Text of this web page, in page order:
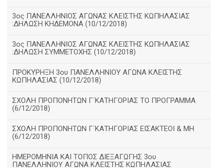
3ος ΠΑΝΕΛΛΗΝΙΟΣ ΑΓΩΝΑΣ ΚΛΕΙΣΤΗΣ ΚΩΠΗΛΑΣΙΑΣ
:ΔΗΛΩΣΗ ΚΗΔΕΜΟΝΑ (10/12/2018)
3ος ΠΑΝΕΛΛΗΝΙΟΣ ΑΓΩΝΑΣ ΚΛΕΙΣΤΗΣ ΚΩΠΗΛΑΣΙΑΣ
:ΔΗΛΩΣΗ ΣΥΜΜΕΤΟΧΗΣ (10/12/2018)
ΠΡΟΚΥΡΗΞΗ 3ου ΠΑΝΕΛΛΗΝΙΟΥ ΑΓΩΝΑ ΚΛΕΙΣΤΗΣ
ΚΩΠΗΛΑΣΙΑΣ (10/12/2018)
ΣΧΟΛΗ ΠΡΟΠΟΝΗΤΩΝ Γ΄ΚΑΤΗΓΟΡΙΑΣ ΤΟ ΠΡΟΓΡΑΜΜΑ
(6/12/2018)
ΣΧΟΛΗ ΠΡΟΠΟΝΗΤΩΝ Γ΄ΚΑΤΗΓΟΡΙΑΣ ΕΙΣΑΚΤΕΟΙ & ΜΗ
(6/12/2018)
ΗΜΕΡΟΜΗΝΙΑ ΚΑΙ ΤΟΠΟΣ ΔΙΕΞΑΓΩΓΗΣ 3ου
ΠΑΝΕΛΛΗΝΙΟΥ ΑΓΩΝΑ ΚΛΕΙΣΤΗΣ ΚΩΠΗΛΑΣΙΑΣ